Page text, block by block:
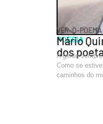
VER-O-POEMA
POESIA
Mário
dos
A gente
Como se
caminhos do